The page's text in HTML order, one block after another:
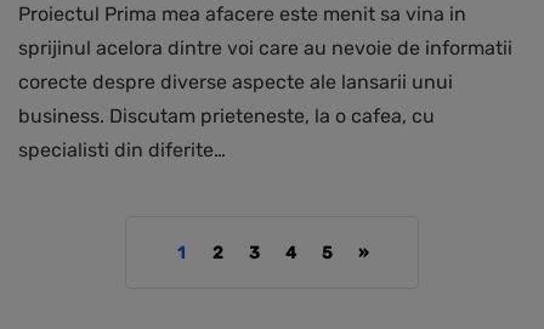
Proiectul Prima mea afacere este menit sa vina in
sprijinul acelora dintre voi care au nevoie de informatii
corecte despre diverse aspecte ale lansarii unui
business. Discutam prieteneste, la o cafea, cu
specialisti din diferite…
1 2 3 4 5 »